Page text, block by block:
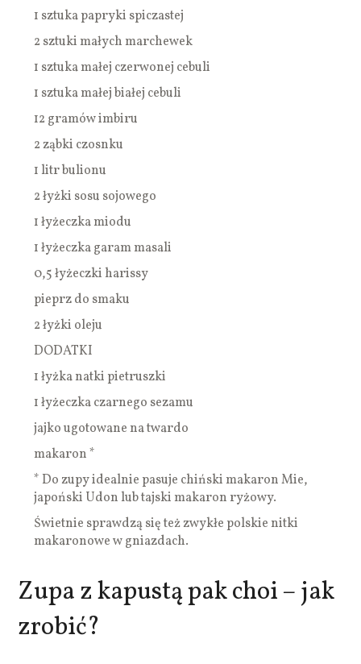
1 sztuka papryki spiczastej
2 sztuki małych marchewek
1 sztuka małej czerwonej cebuli
1 sztuka małej białej cebuli
12 gramów imbiru
2 ząbki czosnku
1 litr bulionu
2 łyżki sosu sojowego
1 łyżeczka miodu
1 łyżeczka garam masali
0,5 łyżeczki harissy
pieprz do smaku
2 łyżki oleju
DODATKI
1 łyżka natki pietruszki
1 łyżeczka czarnego sezamu
jajko ugotowane na twardo
makaron *
* Do zupy idealnie pasuje chiński makaron Mie,
japoński Udon lub tajski makaron ryżowy.
Świetnie sprawdzą się też zwykłe polskie nitki
makaronowe w gniazdach.
Zupa z kapustą pak choi – jak
zrobić?